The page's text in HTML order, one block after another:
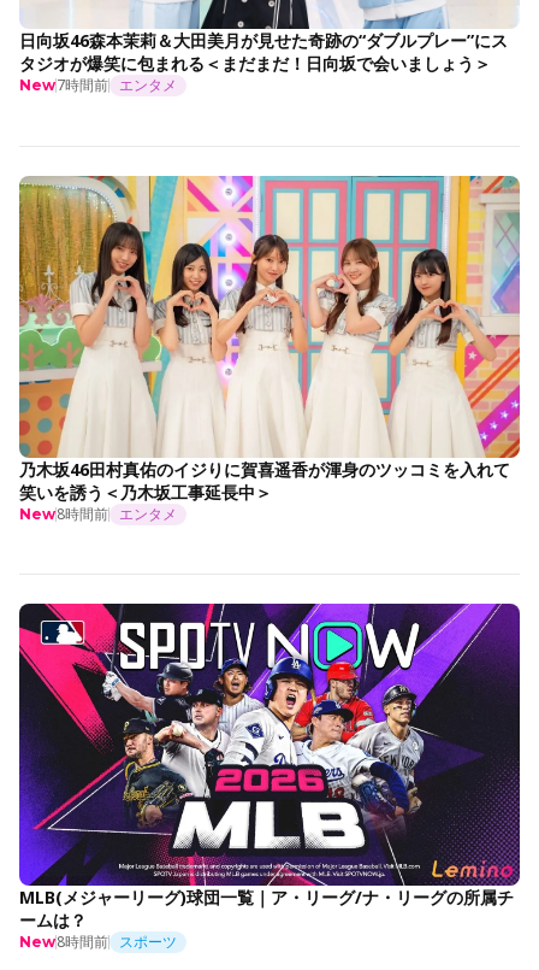
日向坂46森本茉莉＆大田美月が見せた奇跡の“ダブルプレー”にス
タジオが爆笑に包まれる＜まだまだ！日向坂で会いましょう＞
New7時間前 エンタメ
乃木坂46田村真佑のイジりに賀喜遥香が渾身のツッコミを入れて
笑いを誘う＜乃木坂工事延長中＞
New8時間前 エンタメ
MLB(メジャーリーグ)球団一覧｜ア・リーグ/ナ・リーグの所属チ
ームは？
New8時間前 スポーツ